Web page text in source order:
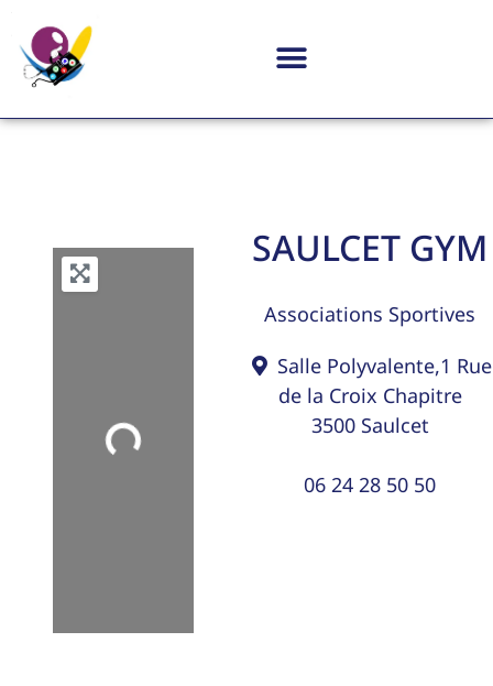
Loading...
SAULCET GYM
Associations Sportives
Salle Polyvalente,1 Rue
de la Croix Chapitre
3500 Saulcet
06 24 28 50 50